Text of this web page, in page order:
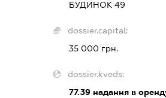
БУДИНОК 49
dossier.capital:
35 000 грн.
dossier.kveds:
77.39 надання в